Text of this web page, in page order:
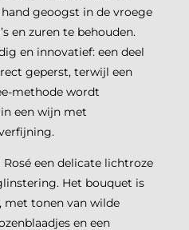
geoogst in de vroege
en zuren te behouden.
en innovatief: een deel
geperst, terwijl een
methode wordt
een wijn met
een delicate lichtroze
Het bouquet is
met tonen van wilde
en een